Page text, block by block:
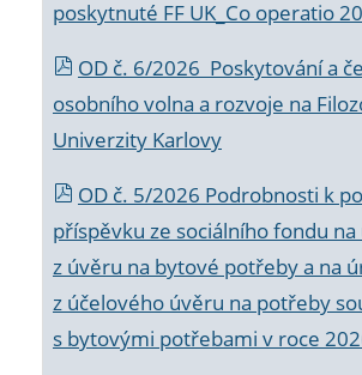
poskytnuté FF UK_Co operatio
OD č. 6/2026 Poskytování a
osobního volna a rozvoje na
Univerzity Karlovy
OD č. 5/2026 Podrobnosti k
příspěvku ze sociálního fondu
z úvěru na bytové potřeby a na
z účelového úvěru na potřeby
s bytovými potřebami v roce